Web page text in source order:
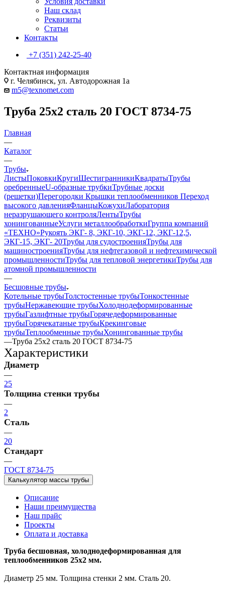
Наш склад
Реквизиты
Статьи
Контакты
+7 (351) 242-25-40
Контактная информация
г. Челябинск, ул. Автодорожная 1а
m5@texnomet.com
Труба 25х2 сталь 20 ГОСТ 8734-75
Главная
—
Каталог
—
Трубы
ЛистыПоковкиКругиШестигранникиКвадратыТрубы
оребренныеU-образные трубкиТрубные доски
(решетки)Перегородки Крышки теплообменников Переход
высокого давленияФланцыКожухиЛаборатория
неразрушающего контроляЛентыТрубы
хонингованныеУслуги металлообработкиГруппа компаний
«ТЕХНО»Рукоять ЭКГ- 8, ЭКГ-10, ЭКГ-12, ЭКГ-12,5,
ЭКГ-15, ЭКГ- 20Трубы для судостроенияТрубы для
машиностроенияТрубы для нефтегазовой и нефтехимической
промышленностиТрубы для тепловой энергетикиТрубы для
атомной промышленности
—
Бесшовные трубы
Котельные трубыТолстостенные трубыТонкостенные
трубыНержавеющие трубыХолоднодеформированные
трубыГазлифтные трубыГорячедеформированные
трубыГорячекатаные трубыКрекинговые
трубыТеплообменные трубыХонингованные трубы
—Труба 25х2 сталь 20 ГОСТ 8734-75
Характеристики
Диаметр
—
25
Толщина стенки трубы
—
2
Сталь
—
20
Стандарт
—
ГОСТ 8734-75
Калькулятор массы трубы
Описание
Наши преимущества
Наш прайс
Проекты
Оплата и доставка
Труба бесшовная, холоднодеформированная для
теплообменников 25х2 мм.
Диаметр 25 мм. Толщина стенки 2 мм. Сталь 20.